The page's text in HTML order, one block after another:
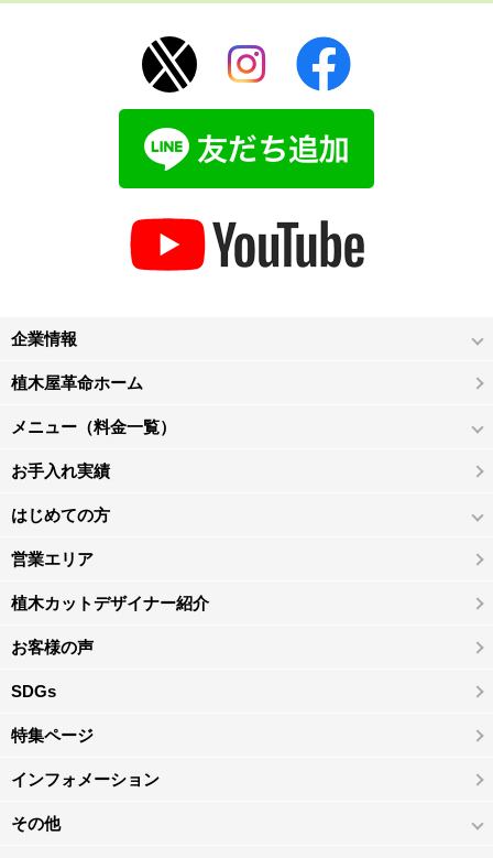
企業情報
植木屋革命ホーム
メニュー（料金一覧）
お手入れ実績
はじめての方
営業エリア
植木カットデザイナー紹介
お客様の声
SDGs
特集ページ
インフォメーション
その他